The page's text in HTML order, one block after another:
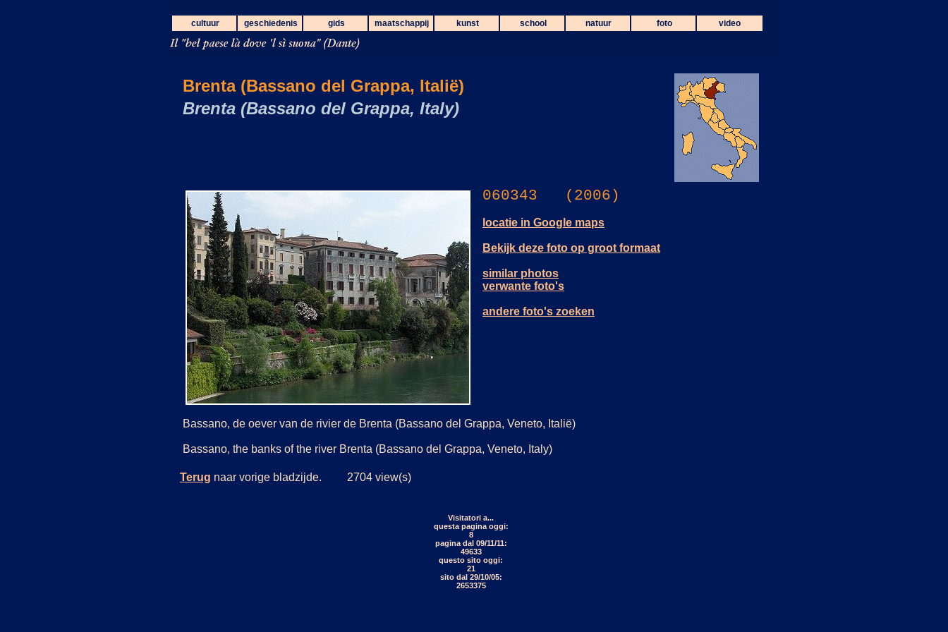
cultuur geschiedenis gids maatschappij kunst school natuur foto video
Brenta (Bassano del Grappa, Italië)
Brenta (Bassano del Grappa, Italy)
060343 (2006)
locatie in Google maps
Bekijk deze foto op groot formaat
similar photos
verwante foto's
andere foto's zoeken
Bassano, de oever van de rivier de Brenta (Bassano del Grappa, Veneto, Italië)
Bassano, the banks of the river Brenta (Bassano del Grappa, Veneto, Italy)
Terug naar vorige bladzijde. 2704 view(s)
Visitatori a...
questa pagina oggi:
8
pagina dal 09/11/11:
49633
questo sito oggi:
21
sito dal 29/10/05:
2653375